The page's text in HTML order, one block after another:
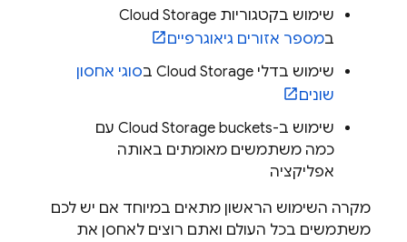
שימוש בקטגוריות Cloud Storage
במספר אזורים גיאוגרפיים
שימוש בדלי Cloud Storage בסוגי אחסון
שונים
שימוש ב-
Cloud Storage buckets עם
כמה משתמשים מאומתים באותה
אפליקציה
מקרה השימוש הראשון מתאים במיוחד אם יש לכם
משתמשים בכל העולם ואתם רוצים לאחסן את